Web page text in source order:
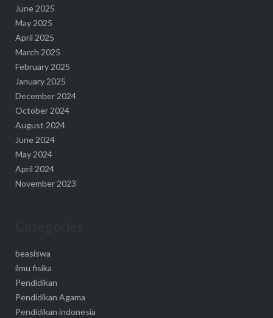
June 2025
May 2025
April 2025
March 2025
February 2025
January 2025
December 2024
October 2024
August 2024
June 2024
May 2024
April 2024
November 2023
beasiswa
ilmu fisika
Pendidikan
Pendidikan Agama
Pendidikan indonesia